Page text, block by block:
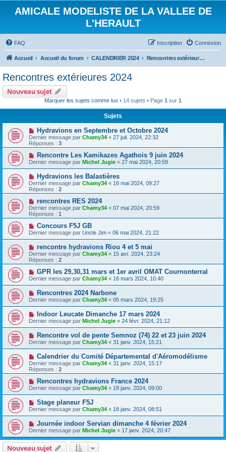
AMICALE MODELISTE DE LA VALLEE DE
L'HERAULT
FAQ Connexion
Inscription
Accueil Accueil du forum CALENDRIER 2024 Rencontres extérieures 2024
Rencontres extérieures 2024
Nouveau sujet
Marquer les sujets comme lus • 14 sujets • Page 1 sur 1
Sujets
Hydravions en Septembre et Octobre 2024
Dernier message par Chamy34 « 27 juil. 2024, 22:32
Réponses : 3
Rencontre Les Kamikazes Agathois 9 juin 2024
Dernier message par Michel Jugie « 27 mai 2024, 20:59
Hydravions les Balastières
Dernier message par Chamy34 « 16 mai 2024, 09:27
Réponses : 2
rencontres RES 2024
Dernier message par Chamy34 « 07 mai 2024, 20:59
Réponses : 1
Concours F5J GB
Dernier message par Uncle Jim « 06 mai 2024, 21:22
rencontre hydravions Riou 4 et 5 mai
Dernier message par Chamy34 « 15 avr. 2024, 23:24
Réponses : 2
GPR les 29,30,31 mars et 1er avril OMAT Cournonterral
Dernier message par Chamy34 « 16 mars 2024, 10:40
Rencontres 2024 Narbone
Dernier message par Chamy34 « 05 mars 2024, 19:25
Indoor Leucate Dimanche 17 mars 2024
Dernier message par Michel Jugie « 24 févr. 2024, 21:12
Rencontre vol de pente Semnoz (74) 22 et 23 juin 2024
Dernier message par Chamy34 « 31 janv. 2024, 15:21
Calendrier du Comité Départemental d'Aéromodélisme
Dernier message par Chamy34 « 31 janv. 2024, 15:17
Réponses : 2
Rencontres hydravions France 2024
Dernier message par Chamy34 « 18 janv. 2024, 09:00
Stage planeur F5J
Dernier message par Chamy34 « 18 janv. 2024, 08:51
Journée indoor Servian dimanche 4 février 2024
Dernier message par Michel Jugie « 17 janv. 2024, 20:47
Nouveau sujet